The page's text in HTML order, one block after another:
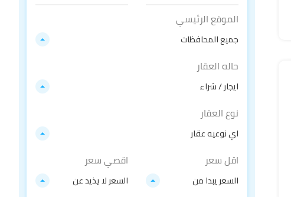
الموقع الرئيسي
جميع المحافظات
حاله العقار
ايجار / شراء
نوع العقار
اي نوعيه عقار
اقل سعر
السعر يبدا من
اقصي سعر
السعر لا يذيد عن